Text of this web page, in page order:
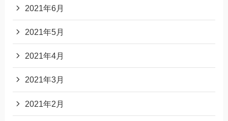
2021年6月
2021年5月
2021年4月
2021年3月
2021年2月